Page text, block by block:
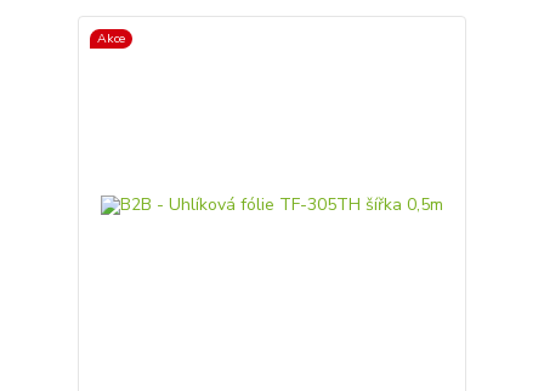
Akce